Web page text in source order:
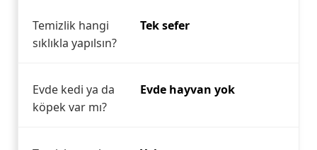
Temizlik hangi
sıklıkla yapılsın?
Tek sefer
Evde kedi ya da
köpek var mı?
Evde hayvan yok